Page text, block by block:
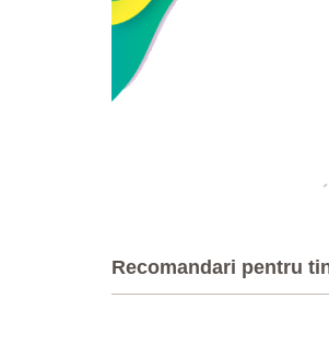
Recomandari pentru